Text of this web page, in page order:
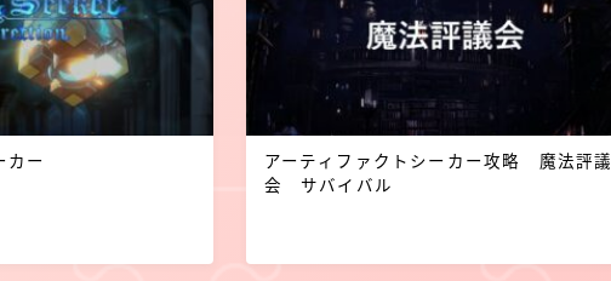
カー
アーティファクトシーカー攻略 魔法評議
会 サバイバル